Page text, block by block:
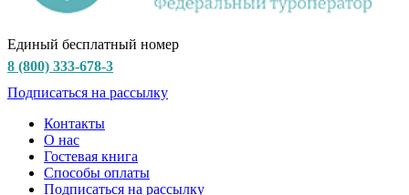
Единый бесплатный номер
8 (800) 333-678-3
Подписаться на рассылку
Контакты
О нас
Гостевая книга
Способы оплаты
Подписаться на рассылку